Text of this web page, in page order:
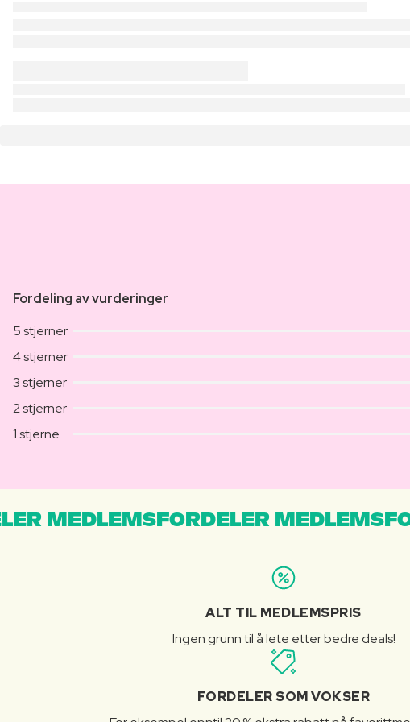
Fordeling av vurderinger
5 stjerner
4 stjerner
3 stjerner
2 stjerner
1 stjerne
MEDLEMSFORDELER
ALT TIL MEDLEMSPRIS
Ingen grunn til å lete etter bedre deals!
FORDELER SOM VOKSER